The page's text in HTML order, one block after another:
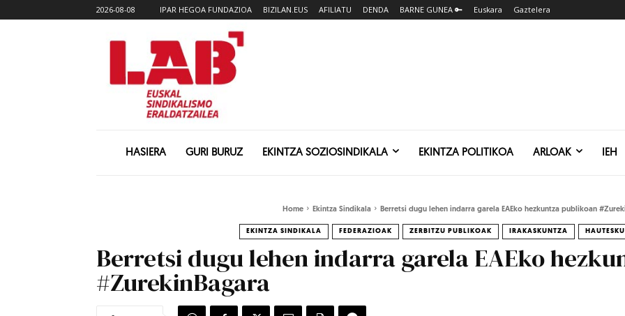
2026-08-08 IPAR HEGOA FUNDAZIOA BIZILAN.EUS AFILIATU DENDA BARNE GUNEA 🔑 Euskara Gaztelera
HASIERA GURI BURUZ EKINTZA SOZIOSINDIKALA EKINTZA POLITIKOA ARLOAK IEH
Home Ekintza Sindikala Berretsi dugu lehen indarra garela EAEko hezkuntza publikoan
EKINTZA SINDIKALA FEDERAZIOAK ZERBITZU PUBLIKOAK IRAKASKUNTZA
Berretsi dugu lehen indarra garela EAEko
#ZurekinBagara